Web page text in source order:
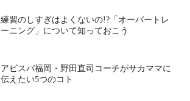
練習のしすぎはよくないの!?「オーバートレ
ーニング」について知っておこう
アビスパ福岡・野田直司コーチがサカママに
伝えたい5つのコト